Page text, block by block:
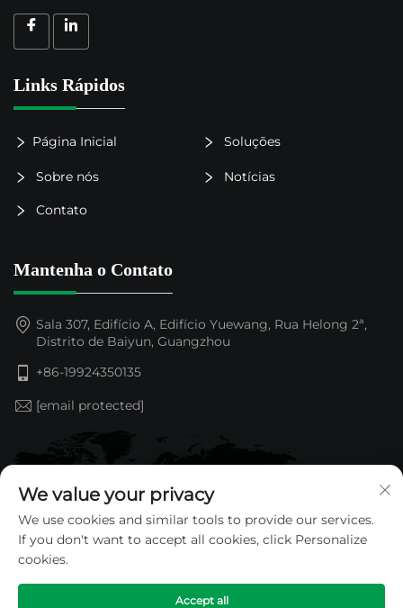
Links Rápidos
Página Inicial Soluções
Sobre nós Notícias
Contato
Mantenha o Contato
Sala 307, Edifício A, Edifício Yuewang, Rua Helong 2ª,
Distrito de Baiyun, Guangzhou
+86-19924350135
[email protected]
We value your privacy
We use cookies and similar tools to provide our services.
If you don't want to accept all cookies, click Personalize
cookies.
Accept all